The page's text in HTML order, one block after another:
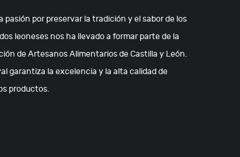
pasión por preservar la tradición y el sabor de los
leoneses nos ha llevado a formar parte de la
de Artesanos Alimentarios de Castilla y León.
garantiza la excelencia y la alta calidad de
productos.